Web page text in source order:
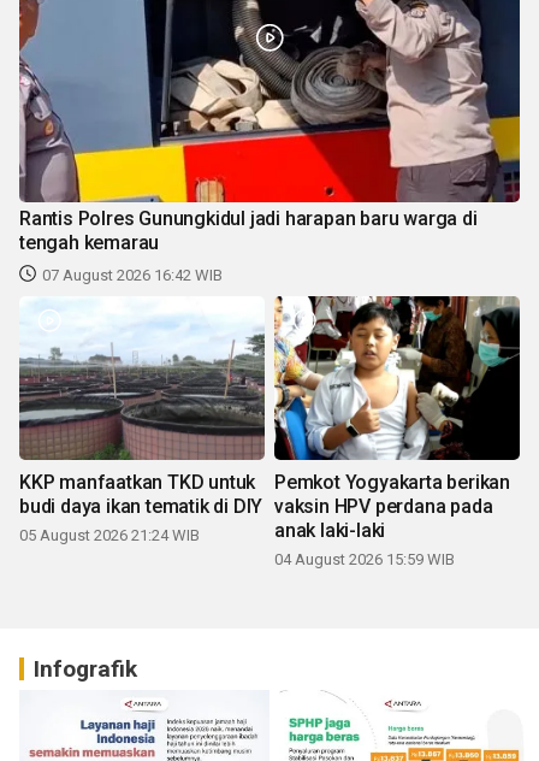
Rantis Polres Gunungkidul jadi harapan baru warga di
tengah kemarau
07 August 2026 16:42 WIB
KKP manfaatkan TKD untuk
budi daya ikan tematik di DIY
05 August 2026 21:24 WIB
Pemkot Yogyakarta berikan
vaksin HPV perdana pada
anak laki-laki
04 August 2026 15:59 WIB
Infografik